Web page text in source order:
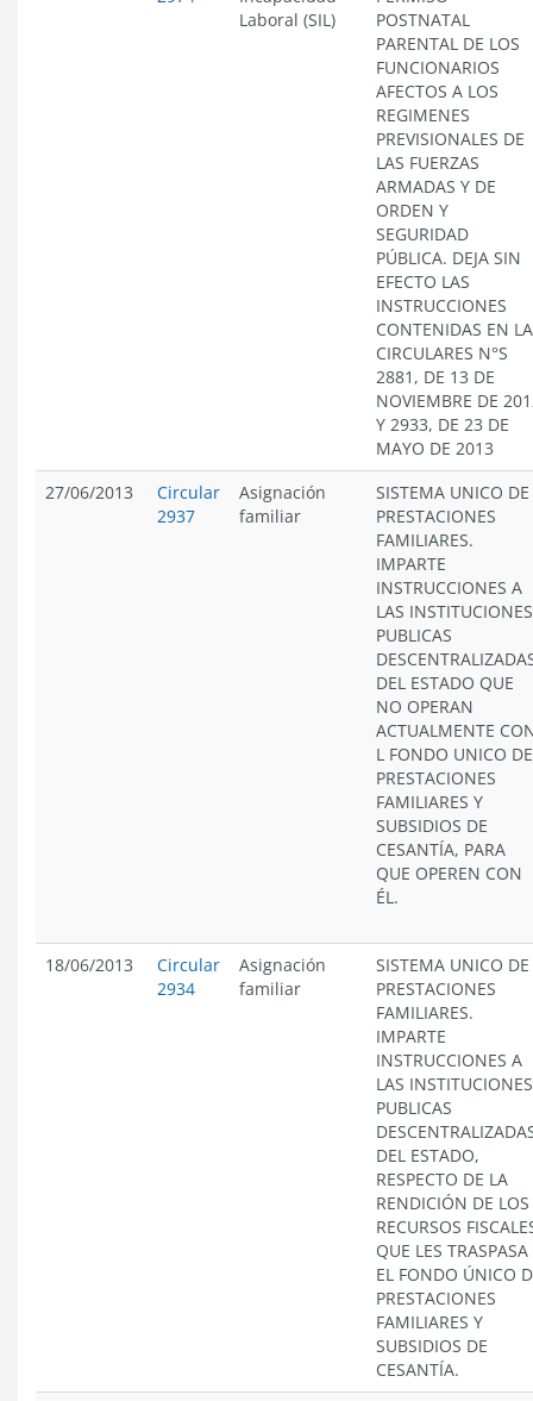
Laboral (SIL)
POSTNATAL
PARENTAL DE LOS
FUNCIONARIOS
AFECTOS A LOS
REGIMENES
PREVISIONALES DE
LAS FUERZAS
ARMADAS Y DE
ORDEN Y
SEGURIDAD
PÚBLICA. DEJA SIN
EFECTO LAS
INSTRUCCIONES
CONTENIDAS EN
CIRCULARES N°S
2881, DE 13 DE
NOVIEMBRE DE
Y 2933, DE 23 DE
MAYO DE 2013
27/06/2013
Circular
2937
Asignación
familiar
SISTEMA UNICO DE
PRESTACIONES
FAMILIARES.
IMPARTE
INSTRUCCIONES A
LAS INSTITUCIONES
PUBLICAS
DEL ESTADO QUE
NO OPERAN
ACTUALMENTE
L FONDO UNICO DE
PRESTACIONES
FAMILIARES Y
SUBSIDIOS DE
CESANTÍA, PARA
QUE OPEREN CON
ÉL.
18/06/2013
Circular
2934
Asignación
familiar
SISTEMA UNICO DE
PRESTACIONES
FAMILIARES.
IMPARTE
INSTRUCCIONES A
LAS INSTITUCIONES
PUBLICAS
DEL ESTADO,
RESPECTO DE LA
RENDICIÓN DE LOS
RECURSOS
QUE LES TRASPASA
EL FONDO ÚNICO
PRESTACIONES
FAMILIARES Y
SUBSIDIOS DE
CESANTÍA.